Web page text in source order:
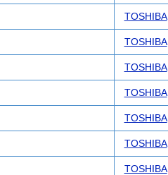
TOSHIBA
TOSHIBA
TOSHIBA
TOSHIBA
TOSHIBA
TOSHIBA
TOSHIBA